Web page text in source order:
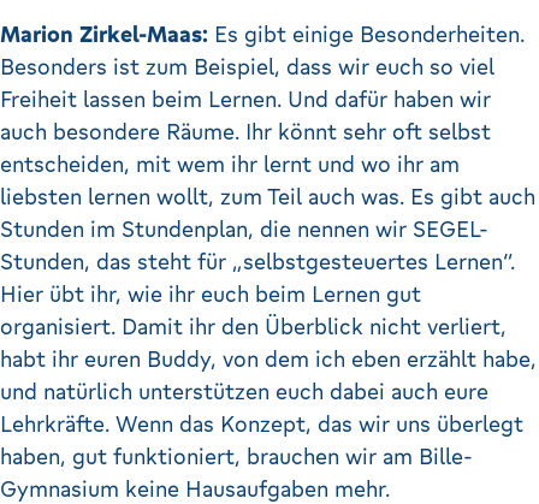
Marion Zirkel-Maas: Es gibt einige Besonderheiten.
Besonders ist zum Beispiel, dass wir euch so viel
Freiheit lassen beim Lernen. Und dafür haben wir
auch besondere Räume. Ihr könnt sehr oft selbst
entscheiden, mit wem ihr lernt und wo ihr am
liebsten lernen wollt, zum Teil auch was. Es gibt auch
Stunden im Stundenplan, die nennen wir SEGEL-
Stunden, das steht für „selbstgesteuertes Lernen“.
Hier übt ihr, wie ihr euch beim Lernen gut
organisiert. Damit ihr den Überblick nicht verliert,
habt ihr euren Buddy, von dem ich eben erzählt habe,
und natürlich unterstützen euch dabei auch eure
Lehrkräfte. Wenn das Konzept, das wir uns überlegt
haben, gut funktioniert, brauchen wir am Bille-
Gymnasium keine Hausaufgaben mehr.